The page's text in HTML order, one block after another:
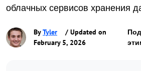
облачных сервисов хранения
ByTyler
/ Updated on
February 5, 2026